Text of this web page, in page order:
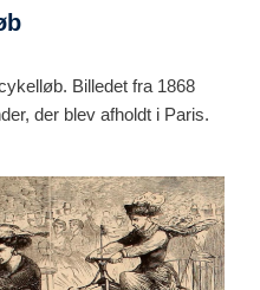
Billedet fra 1868
der blev afholdt i Paris.